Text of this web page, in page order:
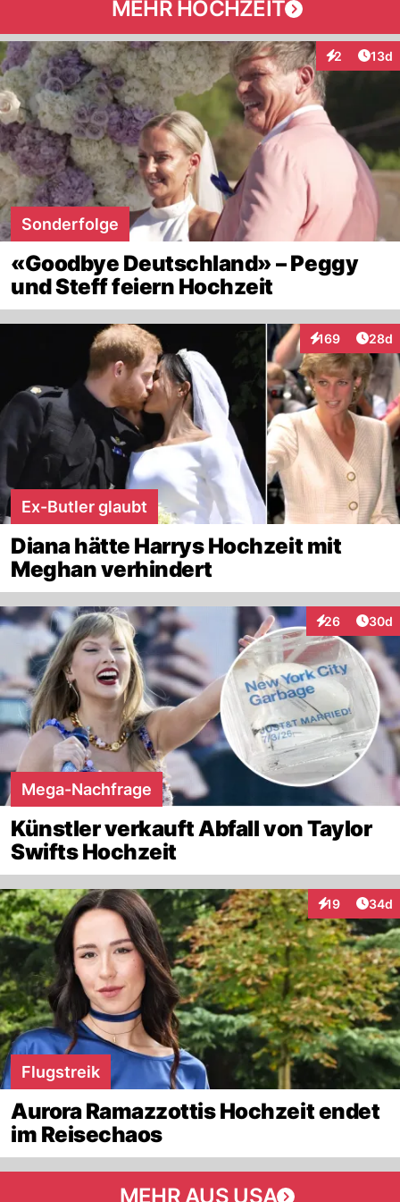
MEHR HOCHZEIT
2
Interaktionen
13d
Sonderfolge
«Goodbye Deutschland» – Peggy
und Steff feiern Hochzeit
169
Interaktionen
28d
Ex-Butler glaubt
Diana hätte Harrys Hochzeit mit
Meghan verhindert
26
Interaktionen
30d
Mega-Nachfrage
Künstler verkauft Abfall von Taylor
Swifts Hochzeit
19
Interaktionen
34d
Flugstreik
Aurora Ramazzottis Hochzeit endet
im Reisechaos
MEHR AUS USA